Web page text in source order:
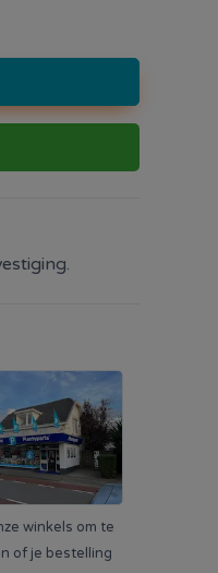
winkels om te
of je bestelling